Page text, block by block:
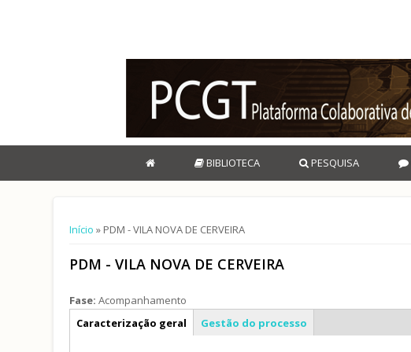
BIBLIOTECA PESQUISA
Está aqui
Início » PDM - VILA NOVA DE CERVEIRA
PDM - VILA NOVA DE CERVEIRA
Fase:Acompanhamento
Info geral
Caracterização geral Gestão do processo